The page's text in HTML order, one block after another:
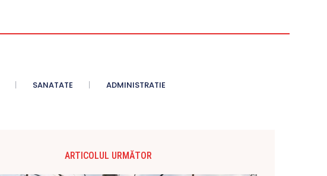
SANATATE ADMINISTRATIE
ARTICOLUL URMĂTOR